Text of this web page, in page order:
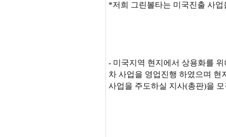
*저희 그린볼타는 미국진출 사
- 미국지역 현지에서 상용화를
차 사업을 영업진행 하였으며 현
사업을 주도하실 지사(총판)을